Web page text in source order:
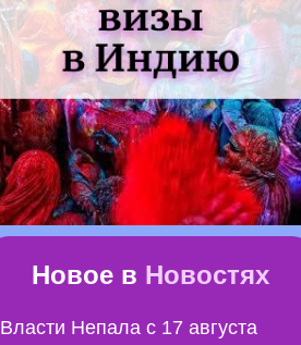
Новое в Новостях
Власти Непала с 17 августа